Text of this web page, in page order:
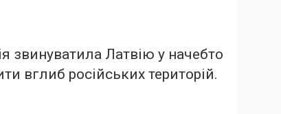
звинуватила Латвію у начебто
вглиб російських територій.